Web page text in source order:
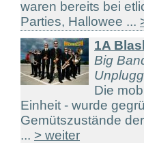
waren bereits bei
Parties, Hallowee ...
1A
Big
Die
Einheit - wurde
Gemütszustände
... > weiter